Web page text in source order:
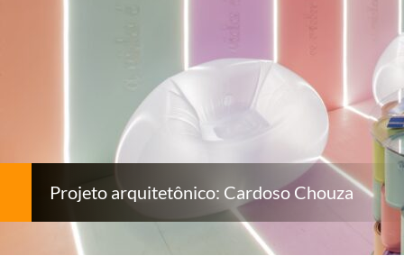
Projeto arquitetônico: Cardoso Chouza